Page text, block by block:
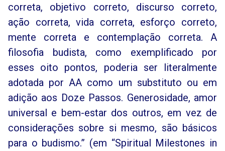
correta, objetivo correto, discurso correto,
ação correta, vida correta, esforço correto,
mente correta e contemplação correta. A
filosofia budista, como exemplificado por
esses oito pontos, poderia ser literalmente
adotada por AA como um substituto ou em
adição aos Doze Passos. Generosidade, amor
universal e bem-estar dos outros, em vez de
considerações sobre si mesmo, são básicos
para o budismo.” (em “Spiritual Milestones in